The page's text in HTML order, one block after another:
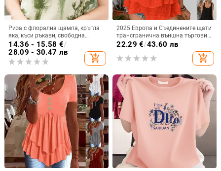
Риза с флорална щампа, кръгла
яка, къси ръкави, свободна
кройка, плат спандекс (50–70%)
14.36 - 15.58 €/
28.09 - 30.47 лв
add_shopping_cart
2025 Европа и Съединените щати
трансгранична външна търговия
нова жилетка с презрамка, без
ръкави, двуслойна тениска с
каишка и опашка
22.29 €/43.60 лв
add_shopping_cart